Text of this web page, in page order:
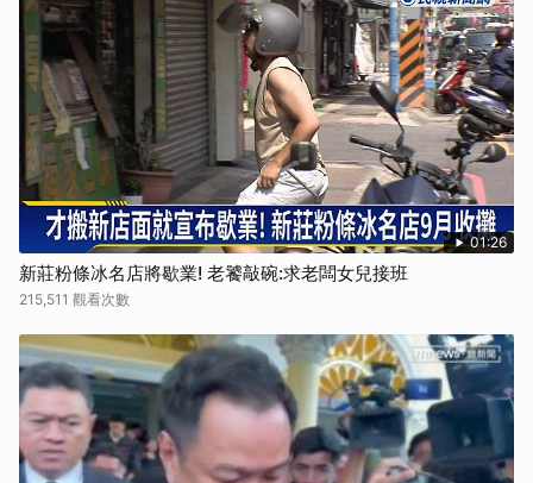
01:26
新莊粉條冰名店將歇業! 老饕敲碗:求老闆女兒接班
215,511 觀看次數